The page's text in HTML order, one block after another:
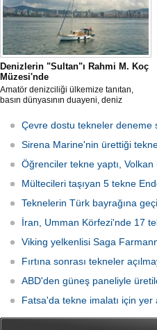
Denizlerin "Sultan"ı Rahmi M. Koç
Müzesi'nde
Amatör denizciliği ülkemize tanıtan,
basın dünyasının duayeni, deniz
isimli klasik yelkenli, Klasik Tekneler
Platformu tarafından düzenlenen
“Yedinci Klasik Tekneler Buluşması’’
kapsamında gerçekleştirilen törenle
Rahmi M. Koç Müzesi Denizcilik
Çevre dostu tekneler deneme
Sirena Marine'nin ürettiği
Öğrenciler tekne yaptı, Volkan
Mültecileri taşıyan 5 tekne
Teknelerin Türk bayrağına
İran, Umman Körfezi'nde 17
Viking yelkenlisi Saga
Fırtına sonrası tekneler
ABD'den güneş paneliyle
Fatsa'da tekne imalatı için yer